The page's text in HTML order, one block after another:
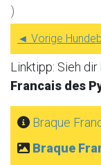
)
◄ Vorige
Linktipp: Sieh
Francais des
Braque
Braque